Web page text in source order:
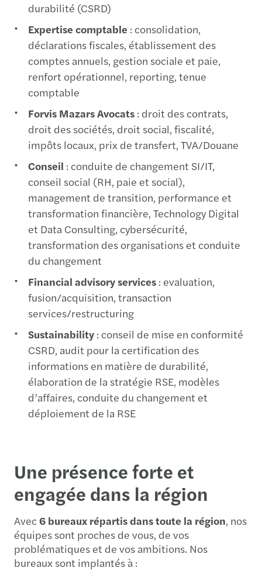
durabilité (CSRD)
Expertise comptable : consolidation,
déclarations fiscales, établissement des
comptes annuels, gestion sociale et paie,
renfort opérationnel, reporting, tenue
comptable
Forvis Mazars Avocats : droit des contrats,
droit des sociétés, droit social, fiscalité,
impôts locaux, prix de transfert, TVA/Douane
Conseil : conduite de changement SI/IT,
conseil social (RH, paie et social),
management de transition, performance et
transformation financière, Technology Digital
et Data Consulting, cybersécurité,
transformation des organisations et conduite
du changement
Financial advisory services : evaluation,
fusion/acquisition, transaction
services/restructuring
Sustainability : conseil de mise en conformité
CSRD, audit pour la certification des
informations en matière de durabilité,
élaboration de la stratégie RSE, modèles
d’affaires, conduite du changement et
déploiement de la RSE
Une présence forte et
engagée dans la région
Avec 6 bureaux répartis dans toute la région, nos
équipes sont proches de vous, de vos
problématiques et de vos ambitions. Nos
bureaux sont implantés à :